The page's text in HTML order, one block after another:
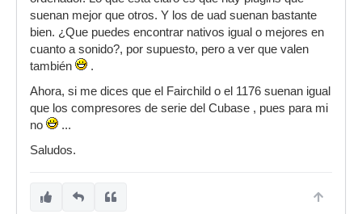
utilizar sus plugins pirateandolos.
suenan mejor que otros. Y los de uad suenan bastante
bien. ¿Que puedes encontrar nativos igual o mejores en
cuanto a sonido?, por supuesto, pero a ver que valen
también
.
Ahora, si me dices que el Fairchild o el 1176 suenan igual
que los compresores de serie del Cubase , pues para mi
no
...
Saludos.